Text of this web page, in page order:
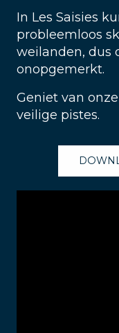
In Les Saisies
probleemloos
weilanden, dus
onopgemerkt.
Geniet van
veilige pistes.